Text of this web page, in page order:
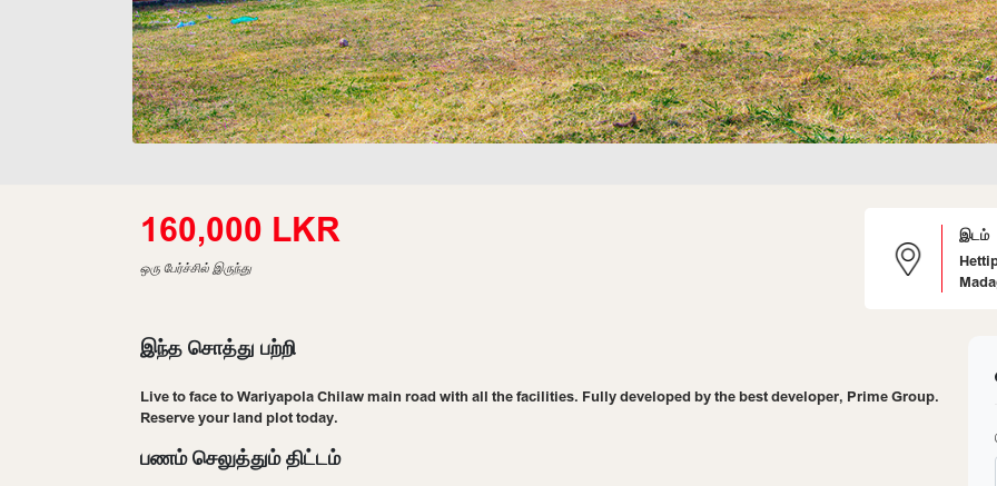
160,000 LKR
ஒரு பேர்ச்சில் இருந்து
இடம்
இந்த சொத்து பற்றி
Live to face to Wariyapola Chilaw main road with all the facilities. Fully developed by the best developer, Prime Group.
Reserve your land plot today.
பணம் செலுத்தும் திட்டம்